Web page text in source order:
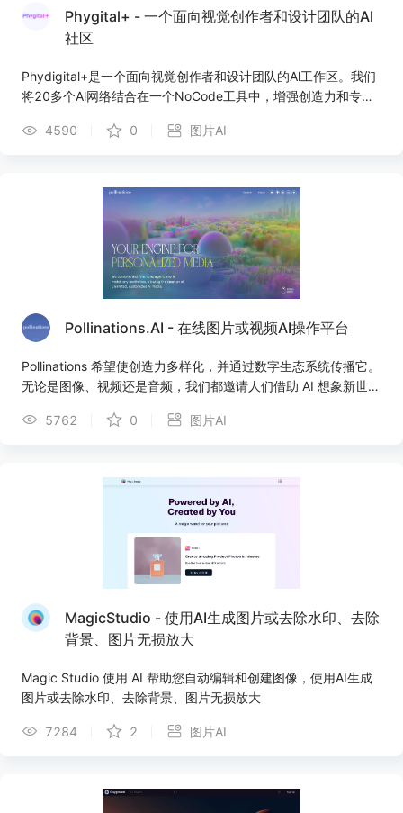
Phygital+ - 一个面向视觉创作者和设计团队的Al
社区
Phydigital+是一个面向视觉创作者和设计团队的Al工作区。我们
将20多个Al网络结合在一个NoCode工具中，增强创造力和专业
4590
0 图片AI
Pollinations.AI - 在线图片或视频AI操作平台
Pollinations 希望使创造力多样化，并通过数字生态系统传播它。
无论是图像、视频还是音频，我们都邀请人们借助 AI 想象新世
提供定制的结果和特定的美学。借助API，AI 创作可以直接集成
5762 0 图片AI
MagicStudio - 使用AI生成图片或去除水印、去除
背景、图片无损放大
Magic Studio 使用 AI 帮助您自动编辑和创建图像，使用AI生成
图片或去除水印、去除背景、图片无损放大
7284 2 图片AI